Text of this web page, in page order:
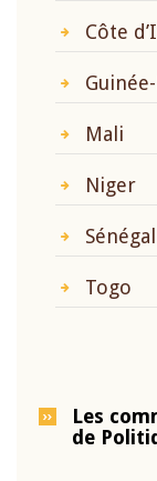
Côte
Mali
Niger
Sénégal
Togo
Les
de